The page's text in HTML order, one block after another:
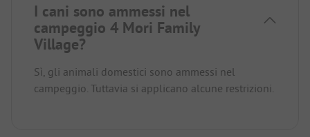
I cani sono ammessi nel
campeggio 4 Mori Family
Village?
Sì, gli animali domestici sono ammessi nel
campeggio. Tuttavia si applicano alcune restrizioni.